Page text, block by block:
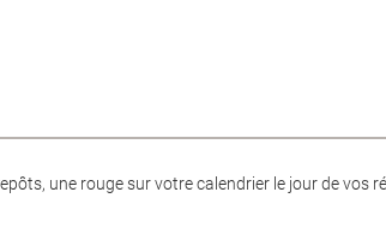
une rouge sur votre calendrier le jour de vos